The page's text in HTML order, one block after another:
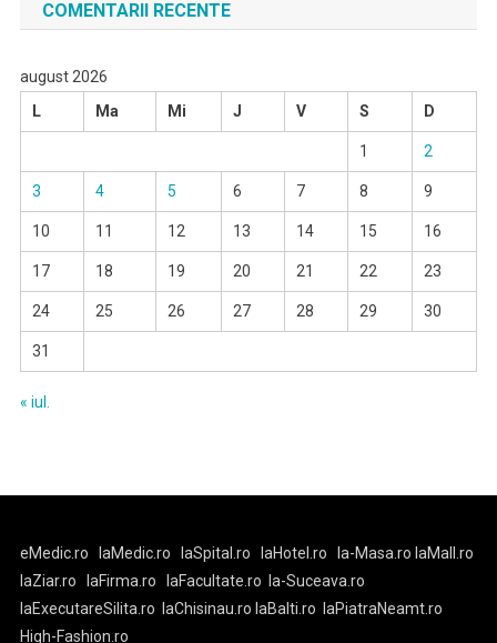
COMENTARII RECENTE
august 2026
L
Ma Mi J V S D
1 2
3 4 5 6 7 8 9
10 11 12 13 14 15 16
17 18 19 20 21 22 23
24 25 26 27 28 29 30
31
« iul.
eMedic.ro laMedic.ro laSpital.ro laHotel.ro la-Masa.ro laMall.ro
laZiar.ro
laFirma.ro laFacultate.ro la-Suceava.ro
laExecutareSilita.ro laChisinau.ro laBalti.ro laPiatraNeamt.ro
High-Fashion.ro